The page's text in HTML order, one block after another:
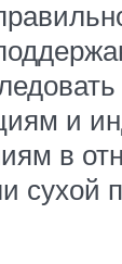
и
в
сухой